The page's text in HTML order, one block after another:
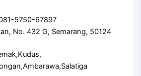
5750-67897
No. 432 G, Semarang, 50124